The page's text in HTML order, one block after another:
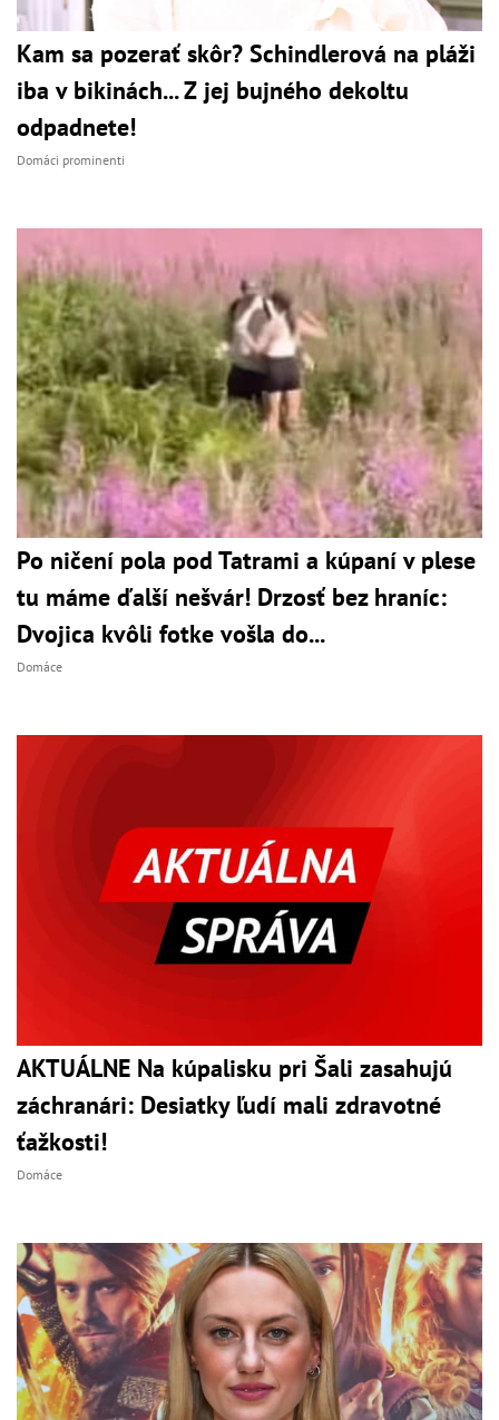
Kam sa pozerať skôr? Schindlerová na pláži
iba v bikinách... Z jej bujného dekoltu
odpadnete!
Domáci prominenti
Po ničení pola pod Tatrami a kúpaní v plese
tu máme ďalší nešvár! Drzosť bez hraníc:
Dvojica kvôli fotke vošla do...
Domáce
AKTUÁLNE Na kúpalisku pri Šali zasahujú
záchranári: Desiatky ľudí mali zdravotné
ťažkosti!
Domáce